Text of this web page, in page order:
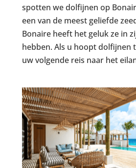
spotten we dolfijnen op
een van de meest geliefde
Bonaire heeft het geluk ze in
hebben. Als u hoopt dolfijnen
uw volgende reis naar het